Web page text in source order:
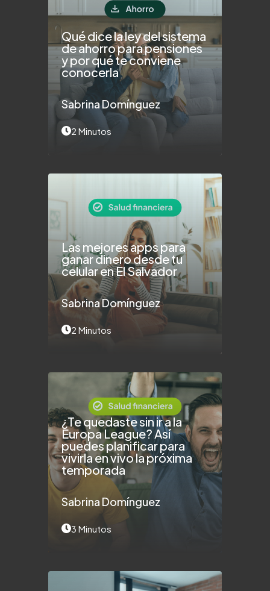
Qué dice la ley del sistema
de ahorro para pensiones
y por qué te conviene
conocerla
Sabrina Domínguez
2 Minutos
Las mejores apps para
ganar dinero desde tu
celular en El Salvador
Sabrina Domínguez
2 Minutos
¿Te quedaste sin ir a la
Europa League? Así
puedes planificar para
vivirla en vivo la próxima
temporada
Sabrina Domínguez
3 Minutos